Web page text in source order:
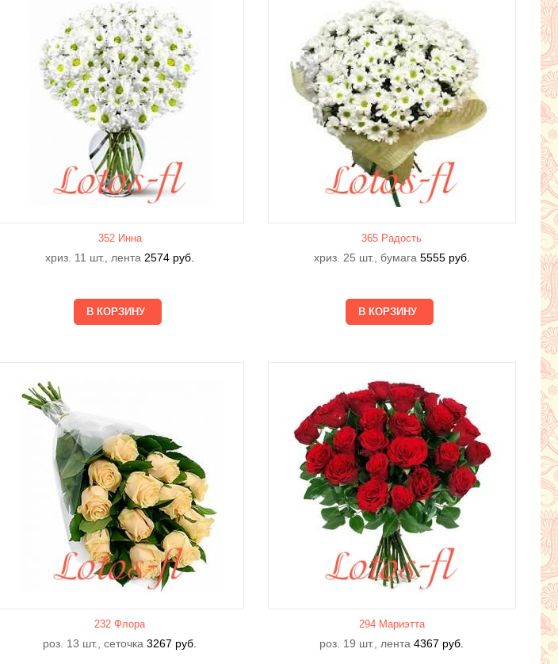
352 Инна
хриз. 11 шт., лента 2574 руб.
365 Радость
хриз. 25 шт., бумага 5555 руб.
232 Флора
роз. 13 шт., сеточка 3267 руб.
294 Мариэтта
роз. 19 шт., лента 4367 руб.